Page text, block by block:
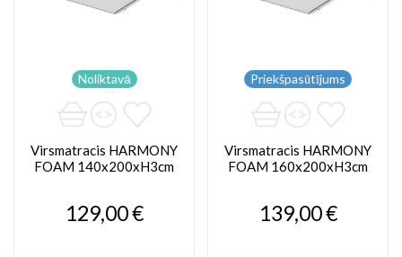
Noliktavā
Virsmatracis HARMONY
FOAM 140x200xH3cm
129,00 €
Priekšpasūtījums
Virsmatracis HARMONY
FOAM 160x200xH3cm
139,00 €